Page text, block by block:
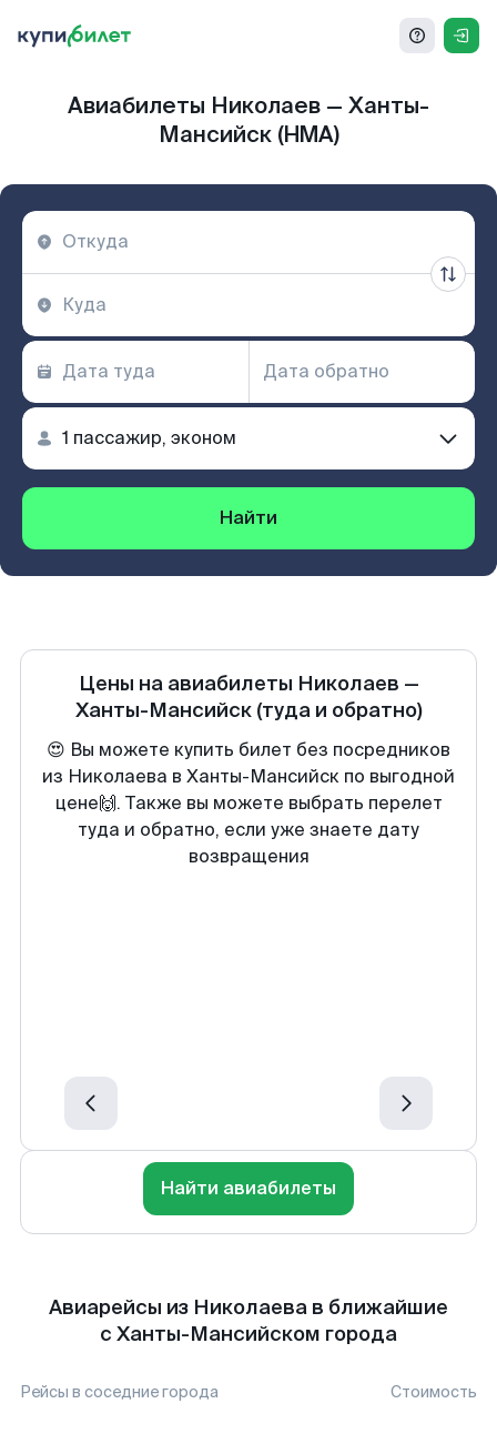
Авиабилеты Николаев — Ханты-
Мансийск (HMA)
Найти
Цены на авиабилеты Николаев —
Ханты-Мансийск (туда и обратно)
😍 Вы можете купить билет без посредников
из Николаева в Ханты-Мансийск по выгодной
цене🙌. Также вы можете выбрать перелет
туда и обратно, если уже знаете дату
возвращения
Найти авиабилеты
Авиарейсы из Николаева в ближайшие
с Ханты-Мансийском города
Рейсы в соседние города Стоимость